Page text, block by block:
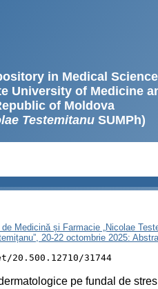
in Medical
University of Medicine
of Moldova
TestemitanuSUMPh)
Medicină și Farmacie „Nicolae
20-22 octombrie 2025:
31744
pe fundal de stres